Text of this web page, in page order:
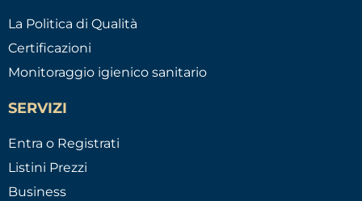
La Politica di Qualità
Certificazioni
Monitoraggio igienico sanitario
SERVIZI
Entra o Registrati
Listini Prezzi
Business